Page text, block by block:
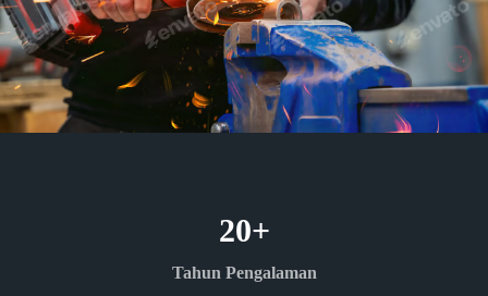
Tahun Pengalaman
20+